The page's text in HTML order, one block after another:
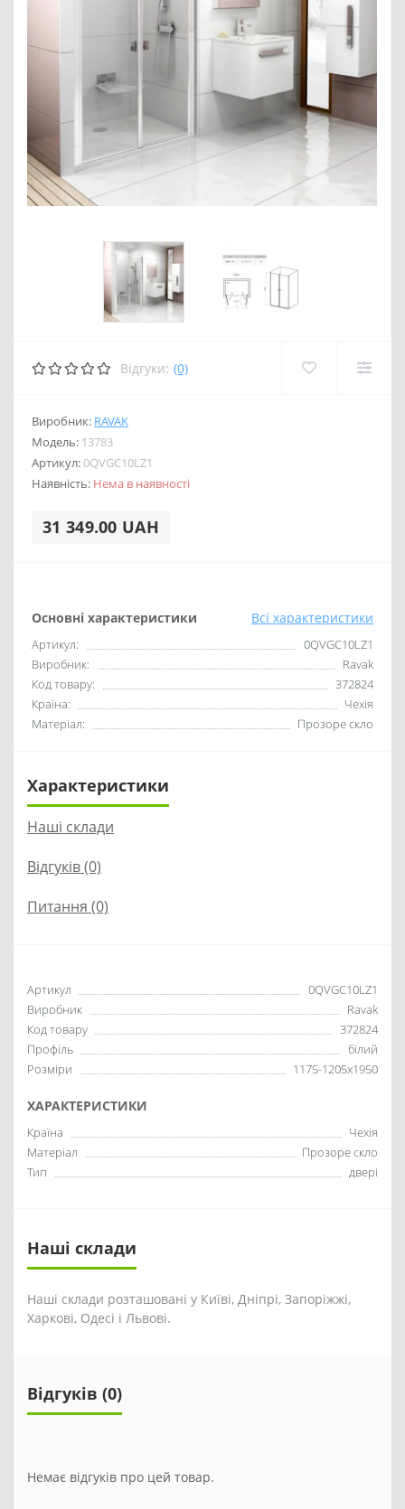
Відгуки: (0)
Виробник: RAVAK
Модель: 13783
Артикул:0QVGC10LZ1
Наявність: Нема в наявності
31 349.00 UAH
Основні характеристики Всі характеристики
Артикул:
0QVGC10LZ1
Виробник:
Ravak
Код товару:
372824
Країна:
Чехія
Матеріал:
Прозоре скло
Характеристики
Наші склади
Відгуків (0)
Питання (0)
Артикул
0QVGC10LZ1
Виробник
Ravak
Код товару
372824
Профіль
білий
Розміри
1175-1205x1950
ХАРАКТЕРИСТИКИ
Країна
Чехія
Матеріал
Прозоре скло
Тип
двері
Наші склади
Наші склади розташовані у Київі, Дніпрі, Запоріжжі,
Харкові, Одесі і Львові.
Відгуків (0)
Немає відгуків про цей товар.